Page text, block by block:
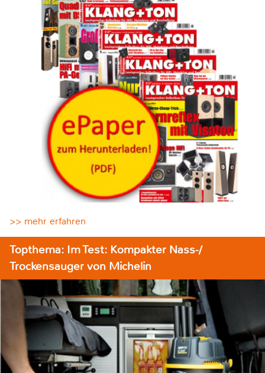
>> mehr erfahren
Topthema: Im Test: Kompakter Nass-/
Trockensauger von Michelin